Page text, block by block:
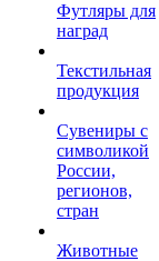
Футляры для
наград
Текстильная
продукция
Сувениры с
символикой
России,
регионов,
стран
Животные